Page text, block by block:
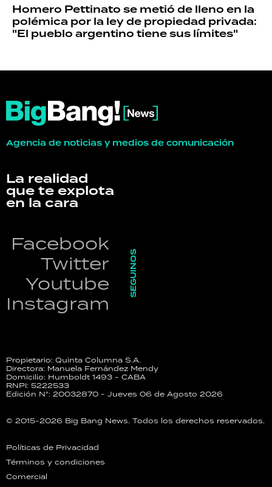
Homero Pettinato se metió de lleno en la
polémica por la ley de propiedad privada:
"El pueblo argentino tiene sus límites"
Agencia de noticias y medios de comunicación
La realidad
que te explota
en la cara
Facebook
Twitter
Youtube
Instagram
SEGUINOS
Propietario: Quinta Columna S.A.
Directora: Manuela Fernández Mendy
Domicilio: Humboldt 1493 - CABA
RNPI: 5222533
Edición N°: 20032870 - Jueves 06 de Agosto 2026
© 2015-2026 Big Bang News. Todos los derechos reservados.
Políticas de Privacidad
Términos y condiciones
Comercial